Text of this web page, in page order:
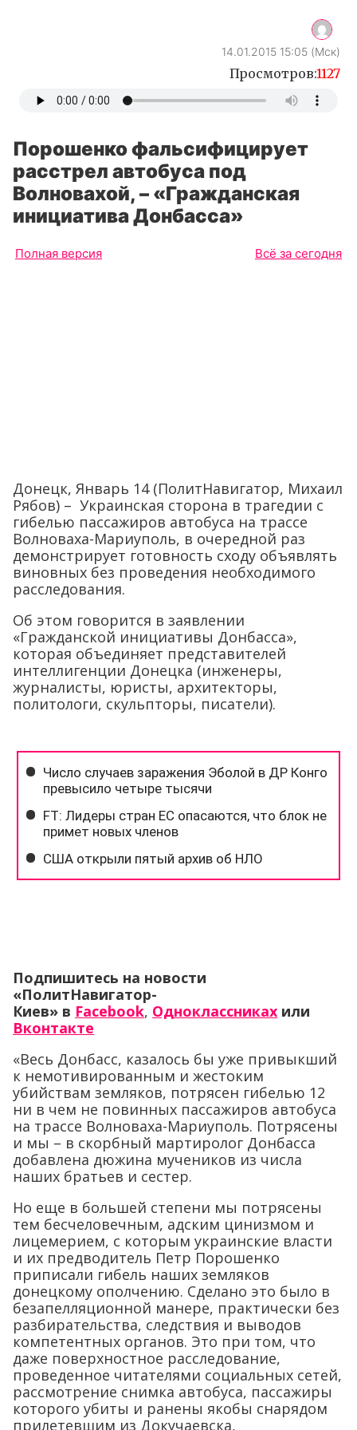
14.01.2015 15:05 (Мск)
Просмотров:1127
Порошенко фальсифицирует
расстрел автобуса под
Волновахой, – «Гражданская
инициатива Донбасса»
Полная версия Всё за сегодня
Донецк, Январь 14 (ПолитНавигатор, Михаил
Рябов) – Украинская сторона в трагедии с
гибелью пассажиров автобуса на трассе
Волноваха-Мариуполь, в очередной раз
демонстрирует готовность сходу объявлять
виновных без проведения необходимого
расследования.
Об этом говорится в заявлении
«Гражданской инициативы Донбасса»,
которая объединяет представителей
интеллигенции Донецка (инженеры,
журналисты, юристы, архитекторы,
политологи, скульпторы, писатели).
Подпишитесь на новости
«ПолитНавигатор-
Киев» в Facebook, Одноклассниках или
Вконтакте
«Весь Донбасс, казалось бы уже привыкший
к немотивированным и жестоким
убийствам земляков, потрясен гибелью 12
ни в чем не повинных пассажиров автобуса
на трассе Волноваха-Мариуполь. Потрясены
и мы – в скорбный мартиролог Донбасса
добавлена дюжина мучеников из числа
наших братьев и сестер.
Но еще в большей степени мы потрясены
тем бесчеловечным, адским цинизмом и
лицемерием, с которым украинские власти
и их предводитель Петр Порошенко
приписали гибель наших земляков
донецкому ополчению. Сделано это было в
безапелляционной манере, практически без
разбирательства, следствия и выводов
компетентных органов. Это при том, что
даже поверхностное расследование,
проведенное читателями социальных сетей,
рассмотрение снимка автобуса, пассажиры
которого убиты и ранены якобы снарядом
прилетевшим из Докучаевска,